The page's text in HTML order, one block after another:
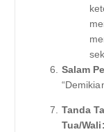
Salam
Tanda
Tua/Wali: